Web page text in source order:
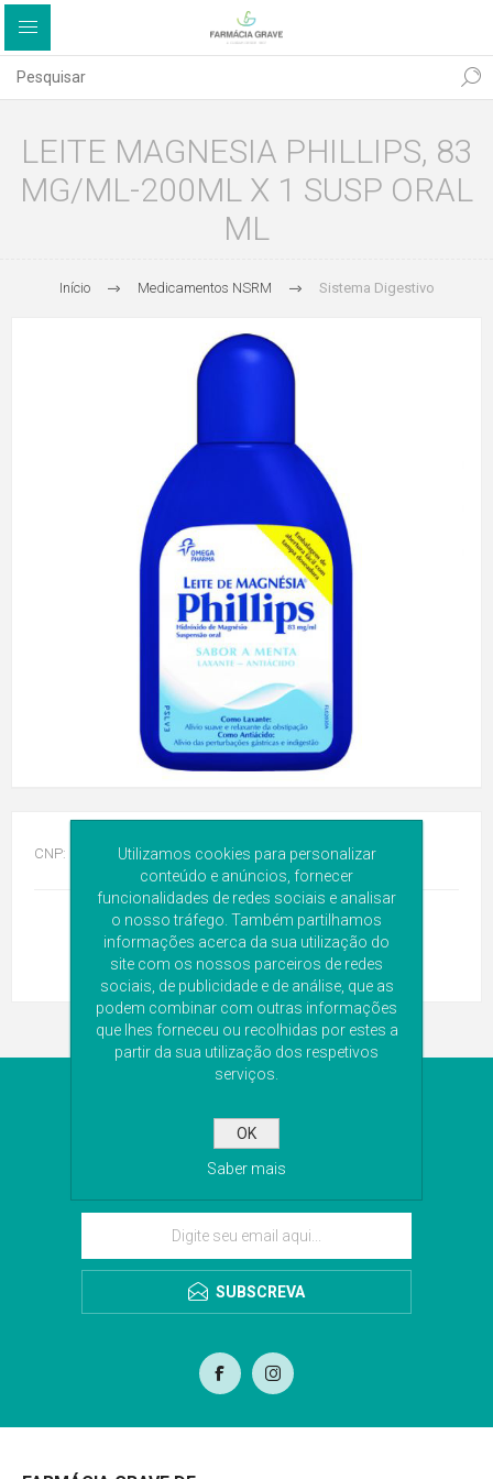
LEITE MAGNESIA PHILLIPS, 83
MG/ML-200ML X 1 SUSP ORAL
ML
Início Medicamentos NSRM Sistema Digestivo
CNP: 2000990
Subscreva a nossa newsletter para receber as
últimas novidades. Iremos guardar o seu email
SUBSCREVA
Utilizamos cookies para personalizar
conteúdo e anúncios, fornecer
funcionalidades de redes sociais e analisar
o nosso tráfego. Também partilhamos
informações acerca da sua utilização do
site com os nossos parceiros de redes
sociais, de publicidade e de análise, que as
podem combinar com outras informações
que lhes forneceu ou recolhidas por estes a
partir da sua utilização dos respetivos
serviços.
OK
Saber mais